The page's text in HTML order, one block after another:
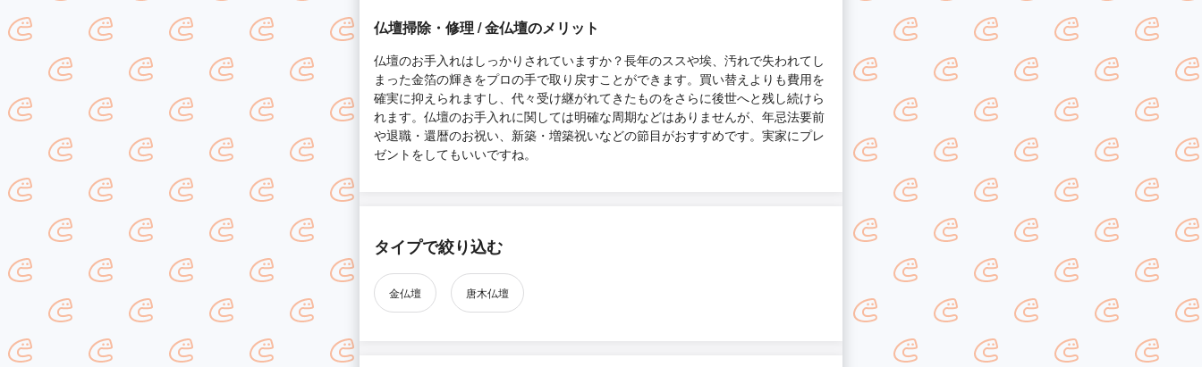
仏壇掃除・修理 / 金仏壇のメリット
仏壇のお手入れはしっかりされていますか？長年のススや埃、汚れで失われてし
まった金箔の輝きをプロの手で取り戻すことができます。買い替えよりも費用を
確実に抑えられますし、代々受け継がれてきたものをさらに後世へと残し続けら
れます。仏壇のお手入れに関しては明確な周期などはありませんが、年忌法要前
や退職・還暦のお祝い、新築・増築祝いなどの節目がおすすめです。実家にプレ
ゼントをしてもいいですね。
タイプで絞り込む
金仏壇 唐木仏壇